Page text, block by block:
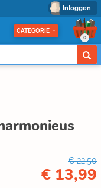
Inloggen
CATEGORIE
0
€ 22,50
€ 13,99